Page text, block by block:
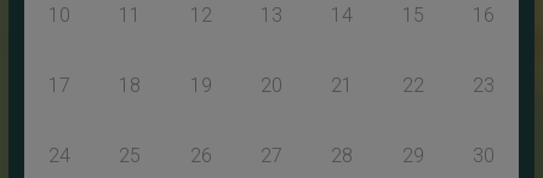
10 11 12 13 14 15 16
17 18 19 20 21 22 23
24 25 26 27 28 29 30